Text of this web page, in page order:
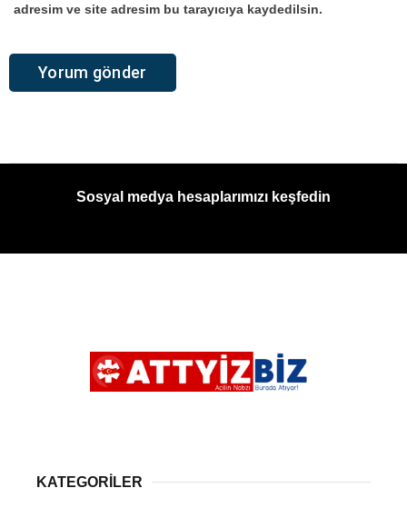
adresim ve site adresim bu tarayıcıya kaydedilsin.
Sosyal medya hesaplarımızı keşfedin
KATEGORİLER